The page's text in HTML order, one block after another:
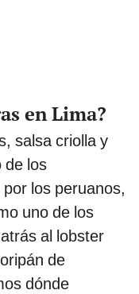
en Lima?
salsa criolla y
de los
los peruanos,
uno de los
al lobster
de
dónde